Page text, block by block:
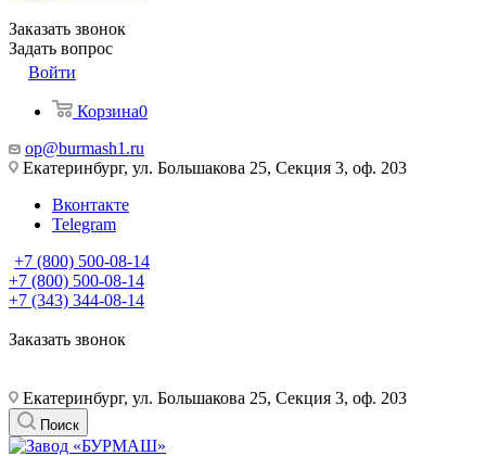
Заказать звонок
Задать вопрос
Войти
Корзина0
op@burmash1.ru
Екатеринбург, ул. Большакова 25, Секция 3, оф. 203
Вконтакте
Telegram
+7 (800) 500-08-14
+7 (800) 500-08-14
+7 (343) 344-08-14
Заказать звонок
Екатеринбург, ул. Большакова 25, Секция 3, оф. 203
Поиск